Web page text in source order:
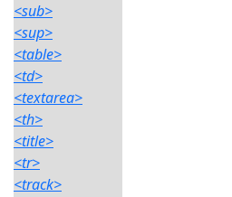
<sub>
<sup>
<table>
<td>
<textarea>
<th>
<title>
<tr>
<track>